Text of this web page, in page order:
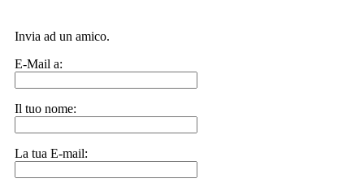
Invia ad un amico.
E-Mail a:
Il tuo nome:
La tua E-mail: